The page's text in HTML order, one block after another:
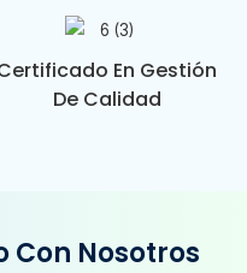
En Gestión
De Calidad
Con Nosotros